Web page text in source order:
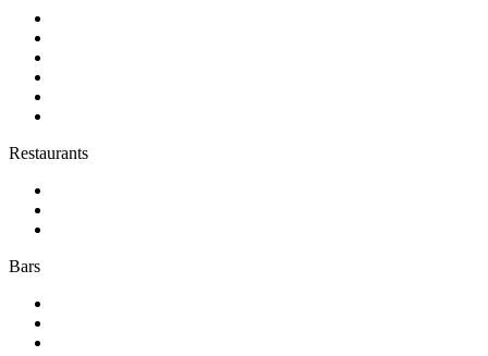
Restaurants
Bars